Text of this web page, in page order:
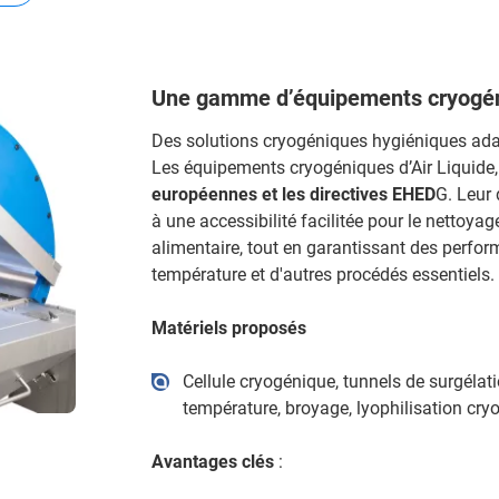
Une gamme d’équipements
Des solutions cryogéniques hygiéniques
Les équipements cryogéniques d’Air
européennes et les directives EHEDG. Leur
à une accessibilité facilitée pour le
alimentaire, tout en garantissant des
température et d'autres procédés essentiels.
Matériels proposés
Cellule cryogénique, tunnels de
température, broyage, lyophilisation
Avantages clés: